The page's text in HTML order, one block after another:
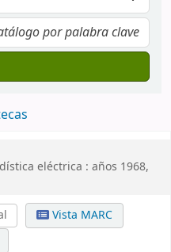
eléctrica : años 1968,
Vista MARC